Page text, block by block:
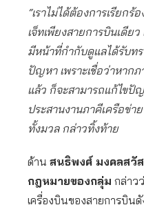
“เราไม่ได้ต้องการเรียก
เจ็ทเพียงสายการบินเดีย
มีหน้าที่กำกับดูแลได้รับทร
ปัญหา เพราะเชื่อว่าหาก
แล้ว ก็จะสามารถแก้ไขปั
ประสานงานภาคีเครือข่
ทั้งมวล กล่าวทิ้งท้าย
ด้าน สนธิพงศ์ มงคลสวั
กฎหมายของกลุ่ม กล่าว
เครื่องบินของสายการบิน